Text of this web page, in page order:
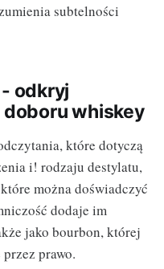
subtelności
odkryj
whiskey
które dotyczą
i! rodzaju destylatu,
można doświadczyć
dodaje im
jako bourbon, której
prawo.